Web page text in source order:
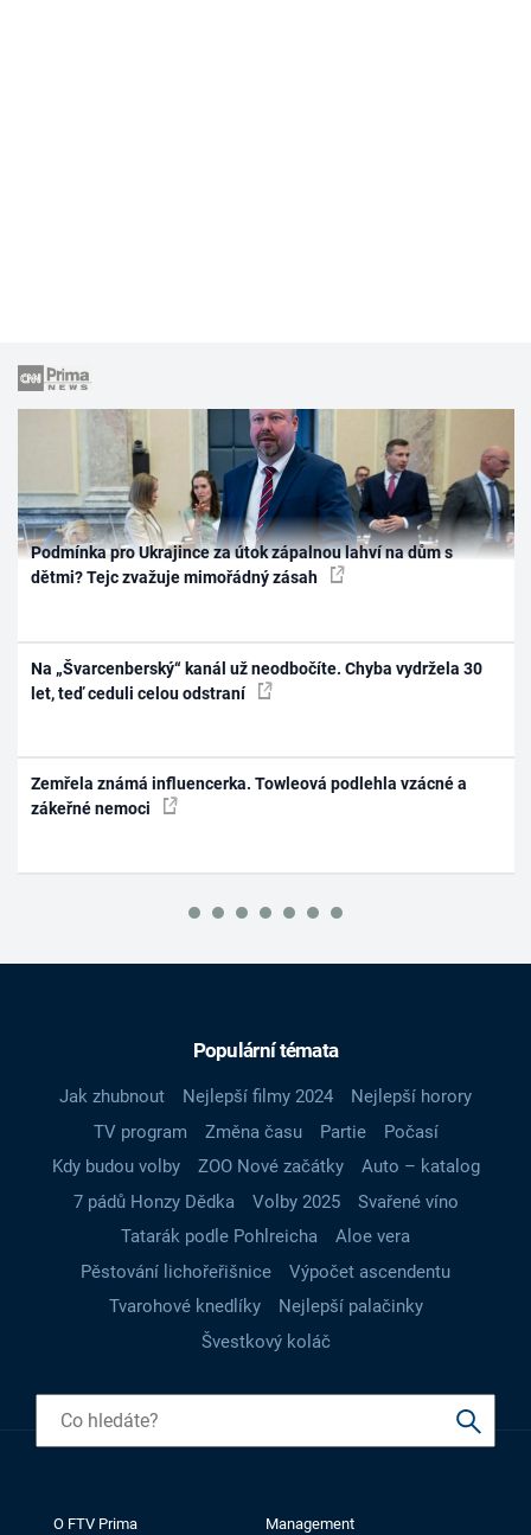
Podmínka pro Ukrajince za útok zápalnou lahví na dům s
dětmi? Tejc zvažuje mimořádný zásah
Na „Švarcenberský“ kanál už neodbočíte. Chyba vydržela 30
let, teď ceduli celou odstraní
Zemřela známá influencerka. Towleová podlehla vzácné a
zákeřné nemoci
Populární témata
Jak zhubnout Nejlepší filmy 2024
Nejlepší horory
TV program
Změna času Partie
Počasí
Kdy budou volby
ZOO Nové začátky
Auto – katalog
7 pádů Honzy Dědka
Volby 2025
Svařené víno
Tatarák podle Pohlreicha
Aloe vera
Pěstování lichořeřišnice
Výpočet ascendentu
Tvarohové knedlíky
Nejlepší palačinky
Švestkový koláč
O FTV Prima Management